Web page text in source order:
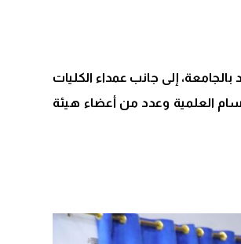
إلى جانب عمداء الكليات
العلمية وعدد من أعضاء هيئة